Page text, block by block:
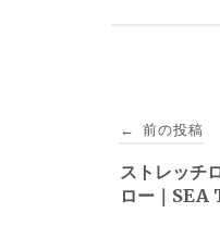
稿
ナ
← 前の投稿
ストレッ
ロー｜SEA